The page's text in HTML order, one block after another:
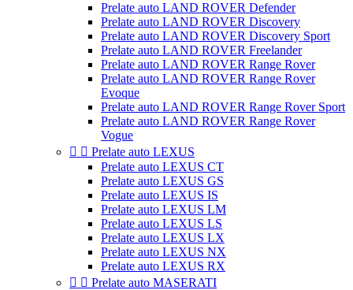
Prelate auto LAND ROVER Defender
Prelate auto LAND ROVER Discovery
Prelate auto LAND ROVER Discovery Sport
Prelate auto LAND ROVER Freelander
Prelate auto LAND ROVER Range Rover
Prelate auto LAND ROVER Range Rover
Evoque
Prelate auto LAND ROVER Range Rover Sport
Prelate auto LAND ROVER Range Rover
Vogue
  Prelate auto LEXUS
Prelate auto LEXUS CT
Prelate auto LEXUS GS
Prelate auto LEXUS IS
Prelate auto LEXUS LM
Prelate auto LEXUS LS
Prelate auto LEXUS LX
Prelate auto LEXUS NX
Prelate auto LEXUS RX
  Prelate auto MASERATI